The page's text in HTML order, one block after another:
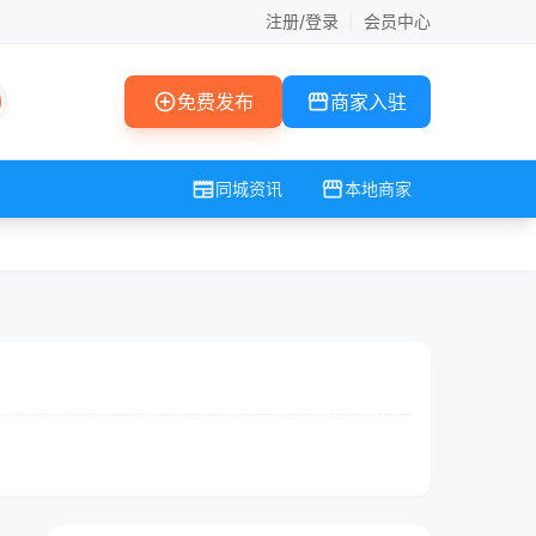
注册/登录 会员中心
add_circle免费发布 storefront商家入驻
newspaper同城资讯 storefront本地商家